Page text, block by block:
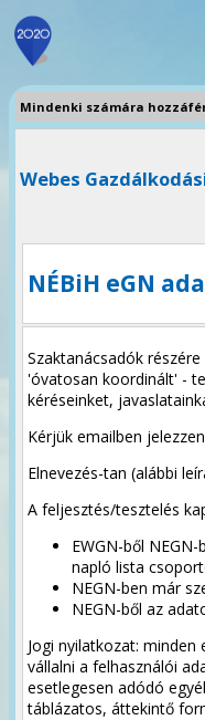
Mindenki számára
Webes
NÉBiH eGN
Szaktanácsadók
'óvatosan koordinált' -
kéréseinket,
Kérjük emailben
Elnevezés-tan (alábbi
A feljesztés/tesztelés
EWGN-ből
napló lista
NEGN-ben már
NEGN-ből az
Jogi nyilatkozat:
vállalni a felhasználói
esetlegesen adódó
táblázatos, áttekintő